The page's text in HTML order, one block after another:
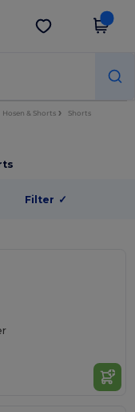
App holen
Hosen & Shorts
Shorts
Filter ✓